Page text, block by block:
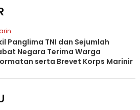
Panglima TNI dan Sejumlah
Negara Terima Warga
serta Brevet Korps Marinir